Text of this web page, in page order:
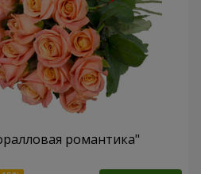
романтика"